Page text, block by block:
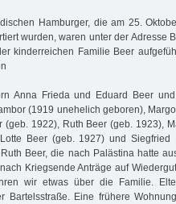
Hamburger, die am 25.
wurden, waren unter der Adresse
kinderreichen Familie Beer
Anna Frieda und Eduard Beer
(1919 unehelich geboren),
(geb. 1922), Ruth Beer (geb. 1923),
Beer (geb. 1927) und Siegfried
Beer, die nach Palästina hatte
Kriegsende Anträge auf
wir etwas über die Familie.
Bartelsstraße. Eine frühere